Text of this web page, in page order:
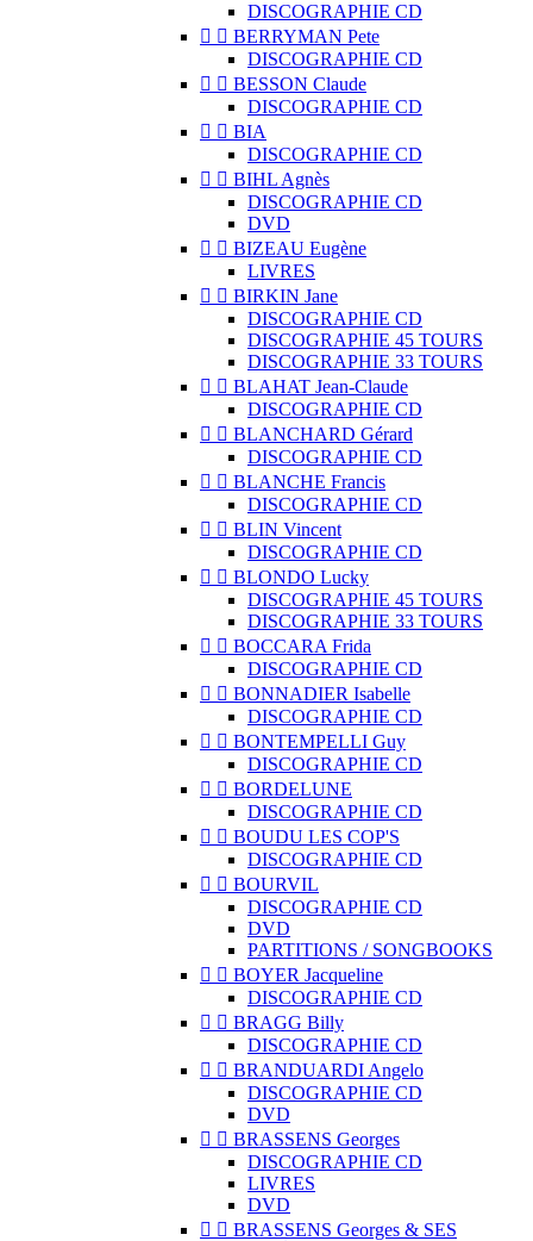
DISCOGRAPHIE CD
  BERRYMAN Pete
DISCOGRAPHIE CD
  BESSON Claude
DISCOGRAPHIE CD
  BIA
DISCOGRAPHIE CD
  BIHL Agnès
DISCOGRAPHIE CD
DVD
  BIZEAU Eugène
LIVRES
  BIRKIN Jane
DISCOGRAPHIE CD
DISCOGRAPHIE 45 TOURS
DISCOGRAPHIE 33 TOURS
  BLAHAT Jean-Claude
DISCOGRAPHIE CD
  BLANCHARD Gérard
DISCOGRAPHIE CD
  BLANCHE Francis
DISCOGRAPHIE CD
  BLIN Vincent
DISCOGRAPHIE CD
  BLONDO Lucky
DISCOGRAPHIE 45 TOURS
DISCOGRAPHIE 33 TOURS
  BOCCARA Frida
DISCOGRAPHIE CD
  BONNADIER Isabelle
DISCOGRAPHIE CD
  BONTEMPELLI Guy
DISCOGRAPHIE CD
  BORDELUNE
DISCOGRAPHIE CD
  BOUDU LES COP'S
DISCOGRAPHIE CD
  BOURVIL
DISCOGRAPHIE CD
DVD
PARTITIONS / SONGBOOKS
  BOYER Jacqueline
DISCOGRAPHIE CD
  BRAGG Billy
DISCOGRAPHIE CD
  BRANDUARDI Angelo
DISCOGRAPHIE CD
DVD
  BRASSENS Georges
DISCOGRAPHIE CD
LIVRES
DVD
  BRASSENS Georges & SES